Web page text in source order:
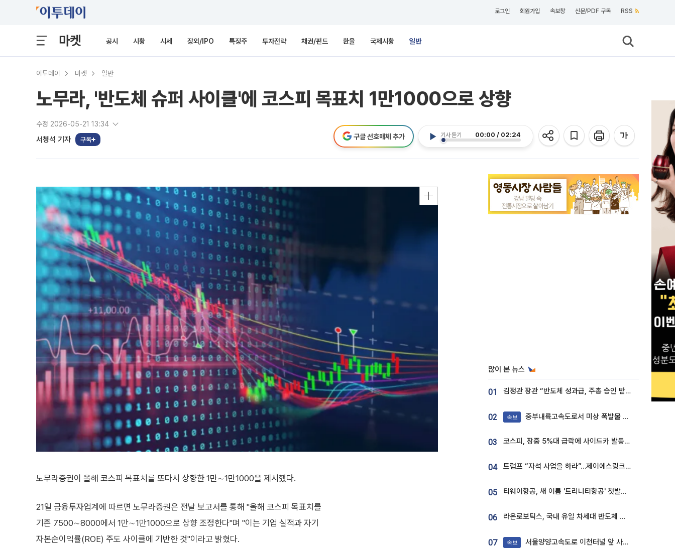
로그인 회원가입 속보창 신문/PDF 구독 RSS
마켓 공시 시황 시세 장외/IPO 특징주 투자전략 채권/펀드 환율 국제시황 일반
이투데이 마켓 일반
노무라, '반도체 슈퍼 사이클'에 코스피 목표치 1만1000으로 상향
수정 2026-05-21 13:34
서청석 기자 구독
기사 듣기 00:00 / 02:24
구글 선호매체 추가
노무라증권이 올해 코스피 목표치를 또다시 상향한 1만∼1만1000을 제시했다.
21일 금융투자업계에 따르면 노무라증권은 전날 보고서를 통해 "올해 코스피 목표치를
기존 7500∼8000에서 1만∼1만1000으로 상향 조정한다"며 "이는 기업 실적과 자기
자본순이익률(ROE) 주도 사이클에 기반한 것"이라고 밝혔다.
많이 본 뉴스
01 김정관 장관 “반도체 성과급, 주총 승인 받도록”…상법·자본시장법 개정 시사
02 속보 중부내륙고속도로서 미상 폭발물 발견
03 코스피, 장중 5%대 급락에 사이드카 발동…삼성·SK 동반 폭락
04 트럼프 “자석 사업을 하라”…제이에스링크, 비중국 영구자석 공급망 구축 속도
05 티웨이항공, 새 이름 '트리니티항공' 첫발…SSC 전략 본격화
06 라온로보틱스, 국내 유일 차세대 반도체 공정 로봇 개발 ‘고객사 테스트 진행’
07 속보 서울양양고속도로 이천터널 앞 사고 발생